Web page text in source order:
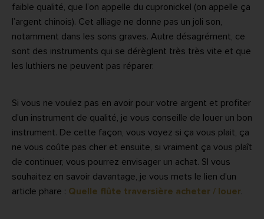
faible qualité, que l’on appelle du cupronickel (on appelle ça
l’argent chinois). Cet alliage ne donne pas un joli son,
notamment dans les sons graves. Autre désagrément, ce
sont des instruments qui se dérèglent très très vite et que
les luthiers ne peuvent pas réparer.
Si vous ne voulez pas en avoir pour votre argent et profiter
d’un instrument de qualité, je vous conseille de louer un bon
instrument. De cette façon, vous voyez si ça vous plait, ça
ne vous coûte pas cher et ensuite, si vraiment ça vous plaît
de continuer, vous pourrez envisager un achat. SI vous
souhaitez en savoir davantage, je vous mets le lien d’un
article phare : Quelle flûte traversière acheter / louer.